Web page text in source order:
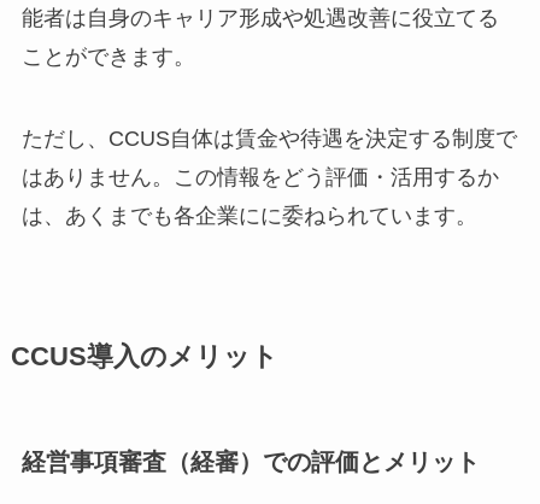
能者は自身のキャリア形成や処遇改善に役立てる
ことができます。
ただし、CCUS自体は賃金や待遇を決定する制度で
はありません。この情報をどう評価・活用するか
は、あくまでも各企業にに委ねられています。
CCUS導入のメリット
経営事項審査（経審）での評価とメリット